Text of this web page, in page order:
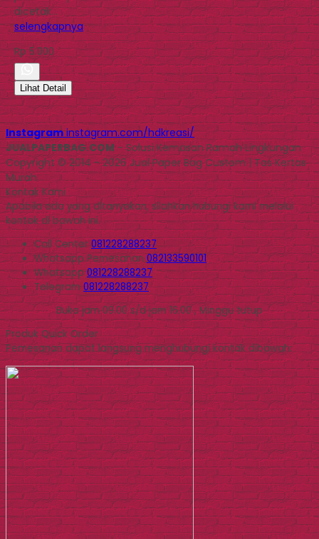
dicetak…
selengkapnya
Rp 5.000
Lihat Detail
Instagram instagram.com/hdkreasi/
JUALPAPERBAG.COM- Solusi Kemasan Ramah Lingkungan
Copyright © 2014 - 2026 Jual Paper Bag Custom | Tas Kertas
Murah
Kontak Kami
Apabila ada yang ditanyakan, silahkan hubungi kami melalui
kontak di bawah ini.
Call Center081228288237
WhatsappPemesanan 082133590101
Whatsapp081228288237
Telegram081228288237
Buka jam 09.00 s/d jam 16.00 , Minggu tutup
Produk Quick Order
Pemesanan dapat langsung menghubungi kontak dibawah: